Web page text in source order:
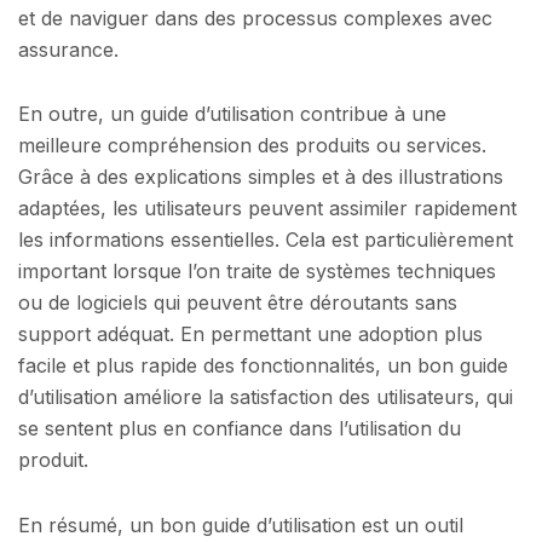
et de naviguer dans des processus complexes avec
assurance.
En outre, un guide d’utilisation contribue à une
meilleure compréhension des produits ou services.
Grâce à des explications simples et à des illustrations
adaptées, les utilisateurs peuvent assimiler rapidement
les informations essentielles. Cela est particulièrement
important lorsque l’on traite de systèmes techniques
ou de logiciels qui peuvent être déroutants sans
support adéquat. En permettant une adoption plus
facile et plus rapide des fonctionnalités, un bon guide
d’utilisation améliore la satisfaction des utilisateurs, qui
se sentent plus en confiance dans l’utilisation du
produit.
En résumé, un bon guide d’utilisation est un outil